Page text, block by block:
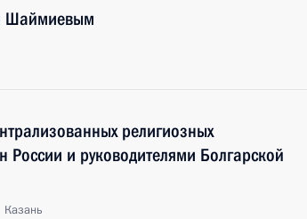
Шаймиевым
религиозных
России и руководителями Болгарской
Казань